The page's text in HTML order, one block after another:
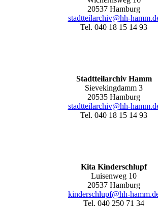
20537 Hamburg
stadtteilarchiv@hh-
Tel. 040 18 15 14 93
Stadtteilarchiv Hamm
Sievekingdamm 3
20535 Hamburg
stadtteilarchiv@hh-hamm
Tel. 040 18 15 14 93
Kita Kinderschlupf
Luisenweg 10
20537 Hamburg
kinderschlupf@hh-
Tel. 040 250 71 34